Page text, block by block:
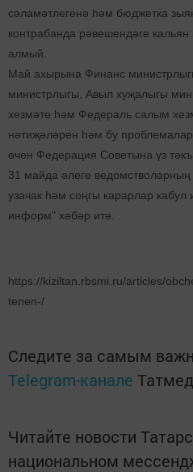
сәламәтлегенә һәм бюджетка
контрабанда рәвешендәге
алмый.
Май ахырына Финанс
министрлыгы, Авыл хуҗалыгы
хезмәте һәм Федераль салым
нәтиҗәләрен һәм бу
өчен Федерация Советына үз
31 майда әлеге
узачак һәм соңгы карарлар кабул
информ" хәбәр итә.
https://kiziltan.rbsmi.ru/articles/
tenen-/
Следите за самым
Telegram-канале
Читайте новости
национальном